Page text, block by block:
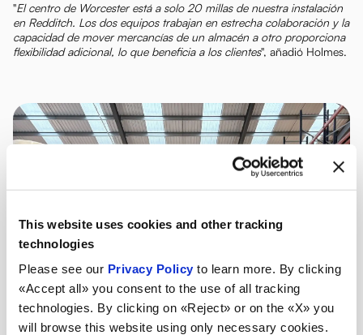
This website uses cookies and other tracking
technologies
Please see our Privacy Policy to learn more. By clicking
«Accept all» you consent to the use of all tracking
technologies. By clicking on «Reject» or on the «X» you
will browse this website using only necessary cookies.
"El centro de Worcester está a solo 20 millas de nuestra instalación
en Redditch. Los dos equipos trabajan en estrecha colaboración y la
capacidad de mover mercancías de un almacén a otro proporciona
flexibilidad adicional, lo que beneficia a los clientes", añadió Holmes.